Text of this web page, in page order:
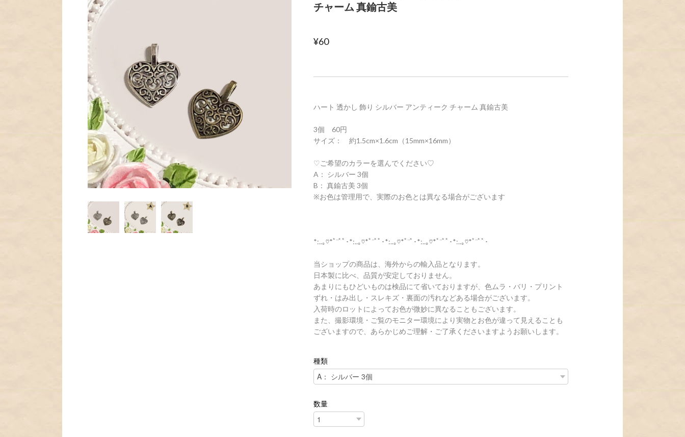
チャーム 真鍮古美
¥60
ハート 透かし 飾り シルバー アンティーク チャーム 真鍮古美
3個 60円
サイズ： 約1.5cm×1.6cm（15mm×16mm）
♡ご希望のカラーを選んでください♡
A： シルバー 3個
B： 真鍮古美 3個
※お色は管理用で、実際のお色とは異なる場合がございます
*:..｡♡*ﾟ¨ﾟﾟ･*:..｡♡*ﾟ¨ﾟﾟ･*:..｡♡*ﾟ¨ﾟ･*:..｡♡*ﾟ¨ﾟﾟ･*:..｡♡*ﾟ¨ﾟﾟ･
当ショップの商品は、海外からの輸入品となります。
日本製に比べ、品質が安定しておりません。
あまりにもひどいものは検品にて省いておりますが、色ムラ・バリ・プリント
ずれ・はみ出し・スレキズ・裏面の汚れなどある場合がございます。
入荷時のロットによってお色が微妙に異なることもございます。
また、撮影環境・ご覧のモニター環境により実物とお色が違って見えることも
ございますので、あらかじめご理解・ご了承くださいますようお願いします。
種類
数量